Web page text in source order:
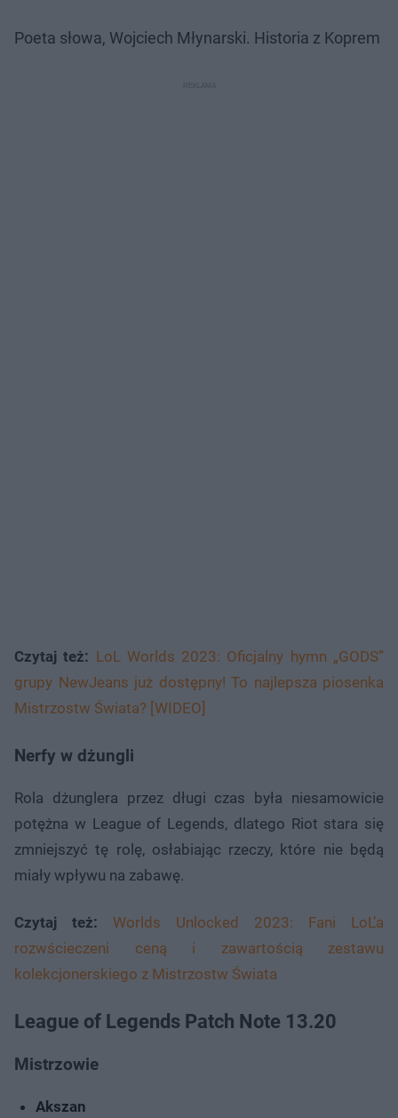
Poeta słowa, Wojciech Młynarski. Historia z Koprem
Czytaj też: LoL Worlds 2023: Oficjalny hymn „GODS”
grupy NewJeans już dostępny! To najlepsza piosenka
Mistrzostw Świata? [WIDEO]
Nerfy w dżungli
Rola dżunglera przez długi czas była niesamowicie
potężna w League of Legends, dlatego Riot stara się
zmniejszyć tę rolę, osłabiając rzeczy, które nie będą
miały wpływu na zabawę.
Czytaj też:
Worlds Unlocked 2023: Fani LoL’a
rozwścieczeni ceną i zawartością zestawu
kolekcjonerskiego z Mistrzostw Świata
League of Legends Patch Note 13.20
Mistrzowie
Akszan